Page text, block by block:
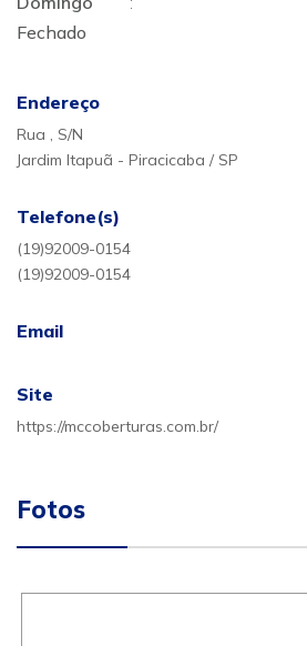
Fechado
Endereço
Rua , S/N
Jardim Itapuã - Piracicaba / SP
Telefone(s)
(19)92009-0154
(19)92009-0154
Email
Site
https://mccoberturas.com.br/
Fotos